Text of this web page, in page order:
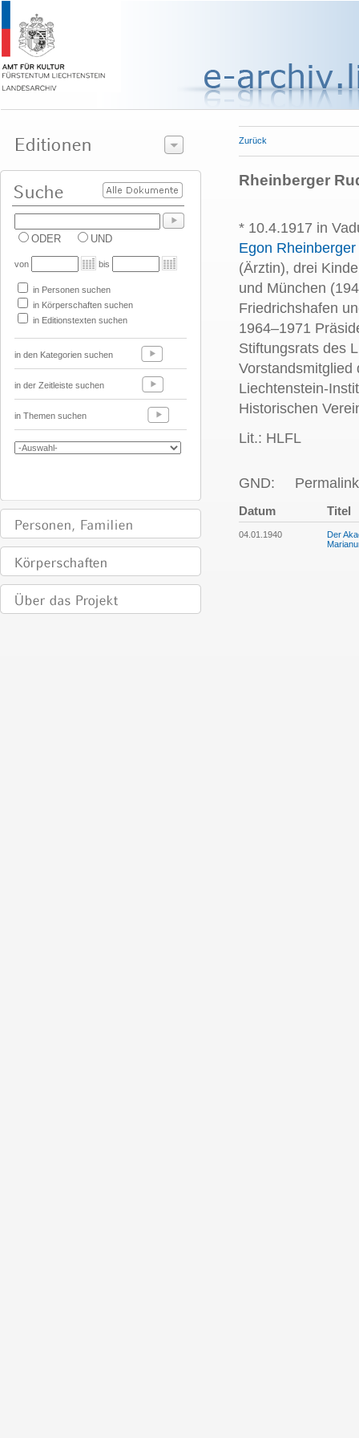
ODER UND
von bis
in Personen suchen
in Körperschaften suchen
in Editionstexten suchen
in den Kategorien suchen
in der Zeitleiste suchen
in Themen suchen
Zurück
Rheinberger
* 10.4.1917 in
Egon Rheinberger
(Ärztin), drei
und München
Friedrichshafen
1964–1971
Stiftungsrats des
Vorstandsmitglied
Liechtenstein-
Historischen
Lit.: HLFL
GND:
Datum Titel
04.01.1940
Der